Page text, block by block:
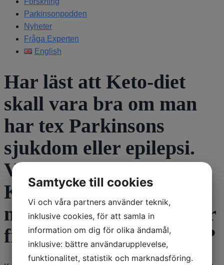
Parkinsonpodden
Nyheter
Fråga Experten
English
Har läst att Keto-diet
skall vara bra om man
har tex Parkinsons
sjukdom eller epilepsi.
Vad anser ni, kan en
Keto-diet vara bra om
man har Parkinson, eller
finns det någon nackdel?
Samtycke till cookies
Vi och våra partners använder teknik,
inklusive cookies, för att samla in
information om dig för olika ändamål,
inklusive: bättre användarupplevelse,
funktionalitet, statistik och marknadsföring.